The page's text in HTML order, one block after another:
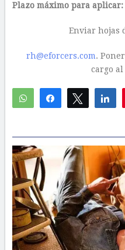
Plazo máximo para aplicar:
Enviar hojas
rh@eforcers.com.
cargo
WhatsAppCompartirTwittear